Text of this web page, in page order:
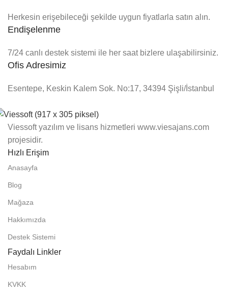
Herkesin erişebileceği şekilde uygun fiyatlarla satın alın.
Endişelenme
7/24 canlı destek sistemi ile her saat bizlere ulaşabilirsiniz.
Ofis Adresimiz
Esentepe, Keskin Kalem Sok. No:17, 34394 Şişli/İstanbul
Viessoft yazılım ve lisans hizmetleri www.viesajans.com
projesidir.
Hızlı Erişim
Anasayfa
Blog
Mağaza
Hakkımızda
Destek Sistemi
Faydalı Linkler
Hesabım
KVKK